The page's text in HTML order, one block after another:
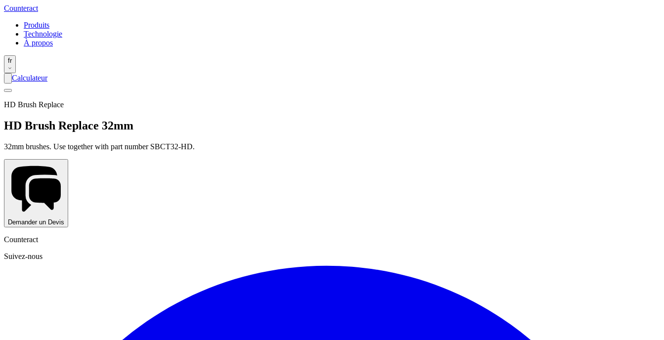
Counteract
Produits
Technologie
À propos
fr
Calculateur
HD Brush Replace
HD Brush Replace 32mm
32mm brushes. Use together with part number SBCT32-HD.
Demander un Devis
Counteract
Suivez-nous